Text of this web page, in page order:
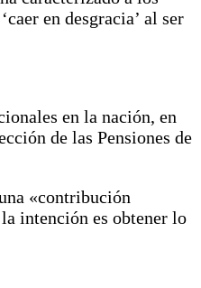
en desgracia’ al ser
en la nación, en
de las Pensiones de
«contribución
intención es obtener lo